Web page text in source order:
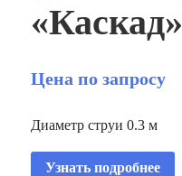
«Каскад»
Цена по запросу
Диаметр струи 0.3 м
Узнать подробнее